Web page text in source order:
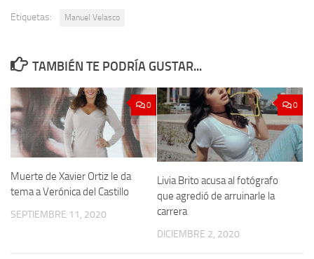
Etiquetas: Manuel Velasco
TAMBIÉN TE PODRÍA GUSTAR...
0
Muerte de Xavier Ortiz le da
tema a Verónica del Castillo
SEPTIEMBRE 11, 2020
0
Livia Brito acusa al fotógrafo
que agredió de arruinarle la
carrera
DICIEMBRE 2, 2020